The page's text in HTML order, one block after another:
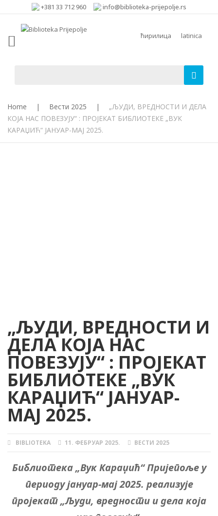
+381 33 712 960 info@biblioteka-prijepolje.rs
ћирилица latinica
Home | Вести 2025 |
„ЉУДИ, ВРЕДНОСТИ И ДЕЛА
КОЈА НАС ПОВЕЗУЈУ“ : ПРОЈЕКАТ БИБЛИОТЕКЕ „ВУК
КАРАЏИЋ“ ЈАНУАР-МАЈ 2025.
„ЉУДИ, ВРЕДНОСТИ И
ДЕЛА КОЈА НАС
ПОВЕЗУЈУ“ : ПРОЈЕКАТ
БИБЛИОТЕКЕ „ВУК
КАРАЏИЋ“ ЈАНУАР-
МАЈ 2025.
AUTHOR
BIBLIOTEKA
POSTED
ON
11. ФЕБРУАР 2025. CATEGORIES
ВЕСТИ 2025
Библиотека „Вук Караџић“ Пријепоље у
периоду јануар-мај 2025. реализује
пројекат „Људи, вредности и дела која